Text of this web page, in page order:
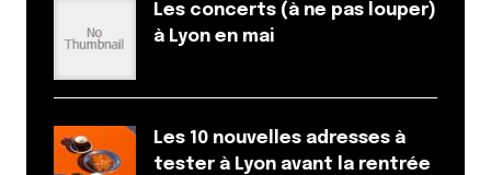
Les concerts (à ne pas louper)
à Lyon en mai
Les 10 nouvelles adresses à
tester à Lyon avant la rentrée